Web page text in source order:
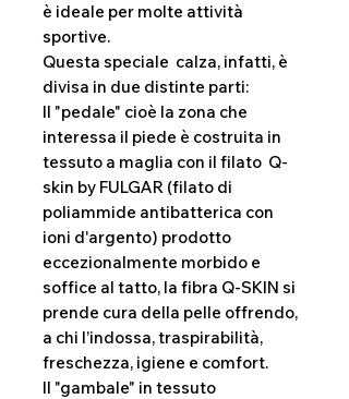
è ideale per molte attività
sportive.
Questa speciale calza, infatti, è
divisa in due distinte parti:
Il "pedale" cioè la zona che
interessa il piede è costruita in
tessuto a maglia con il filato Q-
skin by FULGAR (filato di
poliammide antibatterica con
ioni d'argento) prodotto
eccezionalmente morbido e
soffice al tatto, la fibra Q-SKIN si
prende cura della pelle offrendo,
a chi l’indossa, traspirabilità,
freschezza, igiene e comfort.
Il "gambale" in tessuto